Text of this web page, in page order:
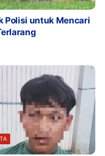
Polisi untuk Mencari